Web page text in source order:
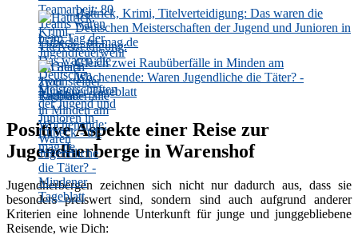
Hattrick, Krimi, Titelverteidigung: Das waren die
Deutschen Meisterschaften der Jugend und Junioren in
Lübeck - tri-mag.de
Gleich zwei Raubüberfälle in Minden am
Wochenende: Waren Jugendliche die Täter? -
Mindener Tageblatt
Positive Aspekte einer Reise zur
Jugendherberge in Warenshof
Jugendherbergen zeichnen sich nicht nur dadurch aus, dass sie
besonders preiswert sind, sondern sind auch aufgrund anderer
Kriterien eine lohnende Unterkunft für junge und junggebliebene
Reisende, wie Dich: